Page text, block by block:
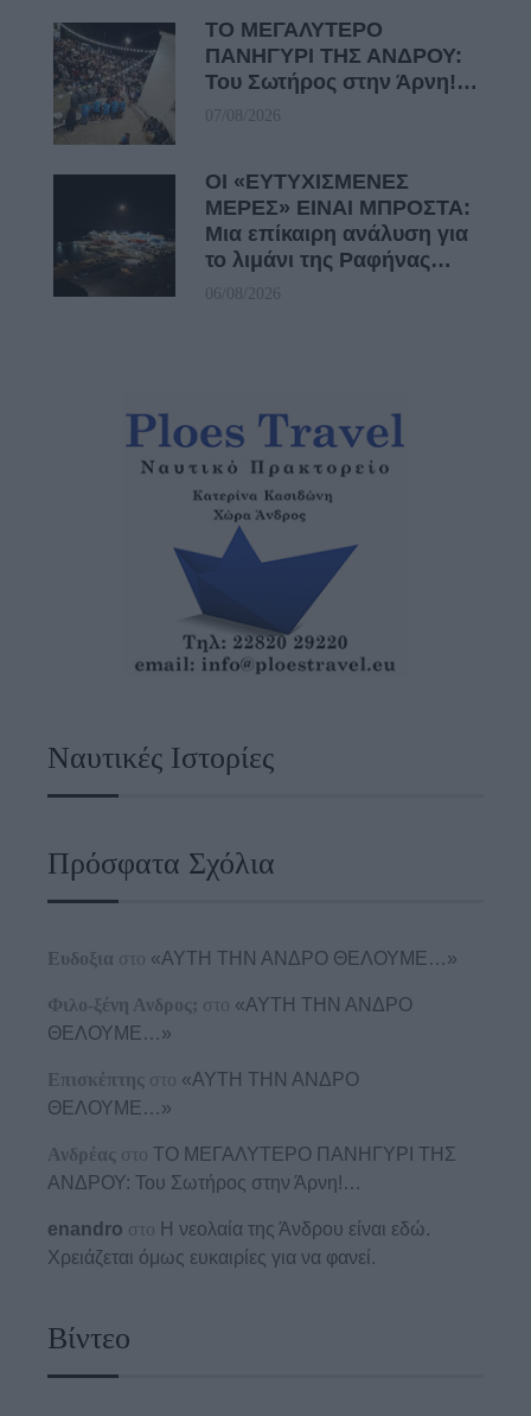
ΤΟ ΜΕΓΑΛΥΤΕΡΟ
ΠΑΝΗΓΥΡΙ ΤΗΣ ΑΝΔΡΟΥ:
Του Σωτήρος στην Άρνη!…
07/08/2026
ΟΙ «ΕΥΤΥΧΙΣΜΕΝΕΣ
ΜΕΡΕΣ» ΕΙΝΑΙ ΜΠΡΟΣΤΑ:
Μια επίκαιρη ανάλυση για
το λιμάνι της Ραφήνας…
06/08/2026
Ναυτικές Ιστορίες
Πρόσφατα Σχόλια
Ευδοξια στο «ΑΥΤΗ ΤΗΝ ΑΝΔΡΟ ΘΕΛΟΥΜΕ…»
Φιλο-ξένη Ανδρος; στο «ΑΥΤΗ ΤΗΝ ΑΝΔΡΟ
ΘΕΛΟΥΜΕ…»
Επισκέπτης στο «ΑΥΤΗ ΤΗΝ ΑΝΔΡΟ
ΘΕΛΟΥΜΕ…»
Ανδρέας στο ΤΟ ΜΕΓΑΛΥΤΕΡΟ ΠΑΝΗΓΥΡΙ ΤΗΣ
ΑΝΔΡΟΥ: Του Σωτήρος στην Άρνη!…
enandro στο Η νεολαία της Άνδρου είναι εδώ.
Χρειάζεται όμως ευκαιρίες για να φανεί.
Βίντεο